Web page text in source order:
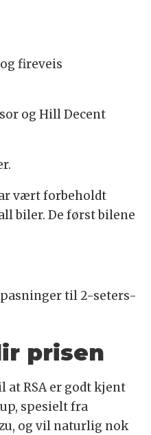
fireveis
og Hill Decent
vært forbeholdt
biler. De først bilene
til 2-seters-
prisen
at RSA er godt kjent
spesielt fra
og vil naturlig nok